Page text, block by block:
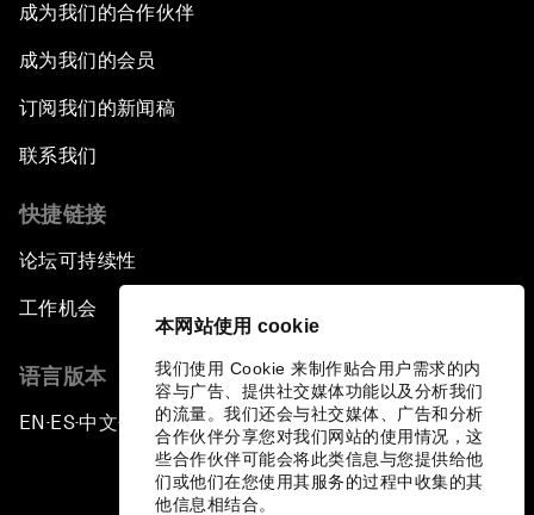
本网站使用 cookie
我们使用 Cookie 来制作贴合用户需求的内
容与广告、提供社交媒体功能以及分析我们
的流量。我们还会与社交媒体、广告和分析
合作伙伴分享您对我们网站的使用情况，这
些合作伙伴可能会将此类信息与您提供给他
们或他们在您使用其服务的过程中收集的其
他信息相结合。
成为我们的合作伙伴
成为我们的会员
订阅我们的新闻稿
联系我们
快捷链接
论坛可持续性
工作机会
语言版本
EN ▪ES▪中文▪ 日本語